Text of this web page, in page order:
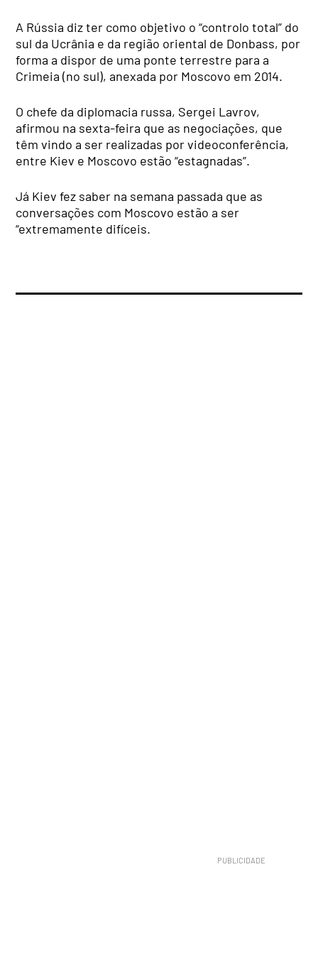
A Rússia diz ter como objetivo o “controlo total” do
sul da Ucrânia e da região oriental de Donbass, por
forma a dispor de uma ponte terrestre para a
Crimeia (no sul), anexada por Moscovo em 2014.
O chefe da diplomacia russa, Sergei Lavrov,
afirmou na sexta-feira que as negociações, que
têm vindo a ser realizadas por videoconferência,
entre Kiev e Moscovo estão “estagnadas”.
Já Kiev fez saber na semana passada que as
conversações com Moscovo estão a ser
“extremamente difíceis.